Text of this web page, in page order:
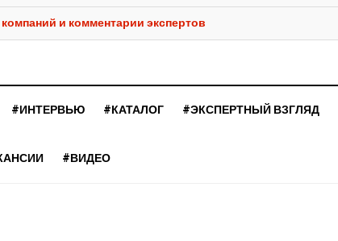
и комментарии экспертов
#ИНТЕРВЬЮ #КАТАЛОГ #ЭКСПЕРТНЫЙ ВЗГЛЯД
#ВИДЕО